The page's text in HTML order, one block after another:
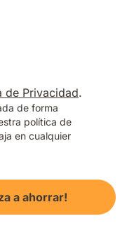
de Privacidad.
de forma
política de
en cualquier
a ahorrar!